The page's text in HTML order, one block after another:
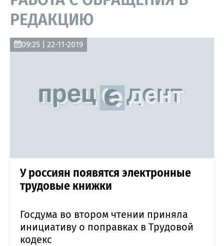
РЕДАКЦИЮ
09:25 | 22-11-2019
У россиян появятся электронные
трудовые книжки
Госдума во втором чтении приняла
инициативу о поправках в Трудовой
кодекс